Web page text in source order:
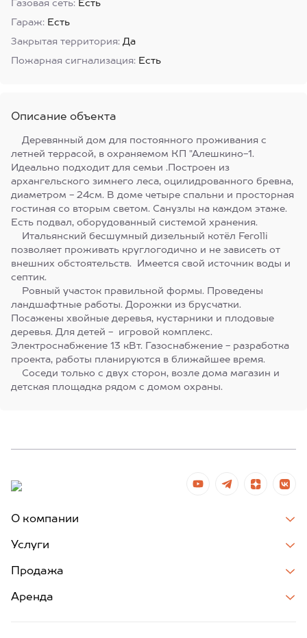
Газовая сеть: Есть
Гараж: Есть
Закрытая территория: Да
Пожарная сигнализация: Есть
Описание объекта
Деревянный дом для постоянного проживания с
летней террасой, в охраняемом КП "Алешкино-1.
Идеально подходит для семьи .Построен из
архангельского зимнего леса, оцилидрованного бревна,
диаметром - 24см. В доме четыре спальни и просторная
гостиная со вторым светом. Санузлы на каждом этаже.
Есть подвал, оборудованный системой хранения.
Итальянский бесшумный дизельный котёл Ferolli
позволяет проживать круглогодично и не зависеть от
внешних обстоятельств. Имеется свой источник воды и
септик.
Ровный участок правильной формы. Проведены
ландшафтные работы. Дорожки из брусчатки.
Посажены хвойные деревья, кустарники и плодовые
деревья. Для детей - игровой комплекс.
Электроснабжение 13 кВт. Газоснабжение - разработка
проекта, работы планируются в ближайшее время.
Соседи только с двух сторон, возле дома магазин и
детская площадка рядом с домом охраны.
О компании
Услуги
Продажа
Аренда